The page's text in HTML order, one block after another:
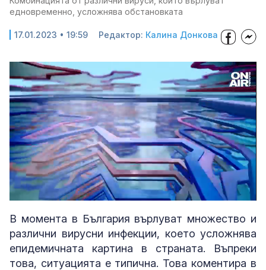
едновременно, усложнява обстановката
17.01.2023 • 19:59 Редактор: Калина Донкова
Loaded:
5.06%
В момента в България върлуват множество и
различни вирусни инфекции, което усложнява
епидемичната картина в страната. Въпреки
това, ситуацията е типична. Това коментира в